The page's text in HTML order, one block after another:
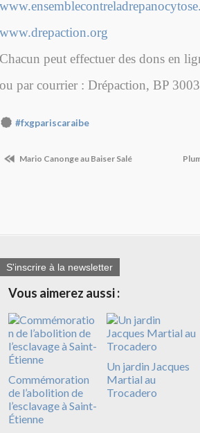
www.drepaction.org
Chacun peut effectuer des dons en
ou par courrier : Drépaction, BP
#fxgpariscaraibe
Mario Canonge au Baiser Salé
S'inscrire à la newsletter
Vous aimerez aussi :
Commémoration
de l’abolition de
l’esclavage à Saint-
Étienne
Un jardin Jacques
Martial au
Trocadero